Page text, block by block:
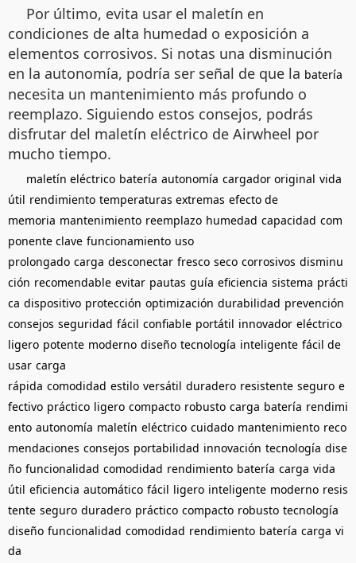
Por último, evita usar el maletín en
condiciones de alta humedad o exposición a
elementos corrosivos. Si notas una disminución
en la autonomía, podría ser señal de que la batería
necesita un mantenimiento más profundo o
reemplazo. Siguiendo estos consejos, podrás
disfrutar del maletín eléctrico de Airwheel por
mucho tiempo.
maletín eléctrico batería autonomía cargador original vida
útil rendimiento temperaturas extremas efecto de
memoria mantenimiento reemplazo humedad capacidad com
ponente clave funcionamiento uso
prolongado carga desconectar fresco seco corrosivos disminu
ción recomendable evitar pautas guía eficiencia sistema prácti
ca dispositivo protección optimización durabilidad prevención
consejos seguridad fácil confiable portátil innovador eléctrico
ligero potente moderno diseño tecnología inteligente fácil de
usar carga
rápida comodidad estilo versátil duradero resistente seguro e
fectivo práctico ligero compacto robusto carga batería rendimi
ento autonomía maletín eléctrico cuidado mantenimiento reco
mendaciones consejos portabilidad innovación tecnología dise
ño funcionalidad comodidad rendimiento batería carga vida
útil eficiencia automático fácil ligero inteligente moderno resis
tente seguro duradero práctico compacto robusto tecnología
diseño funcionalidad comodidad rendimiento batería carga vi
da